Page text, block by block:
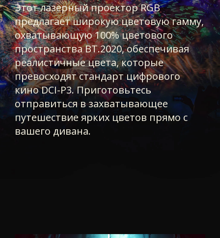
Этот лазерный проектор RGB
предлагает широкую цветовую гамму,
охватывающую 100% цветового
пространства BT.2020, обеспечивая
реалистичные цвета, которые
превосходят стандарт цифрового
кино DCI-P3. Приготовьтесь
отправиться в захватывающее
путешествие ярких цветов прямо с
вашего дивана.